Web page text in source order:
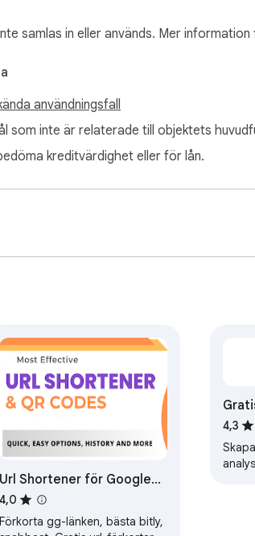
samlas in eller används. Mer information
användningsfall
som inte är relaterade till objektets
kreditvärdighet eller för lån.
Url Shortener för Google
Chrome ™
4,0
Förkorta gg-länken, bästa bitly,
4,3